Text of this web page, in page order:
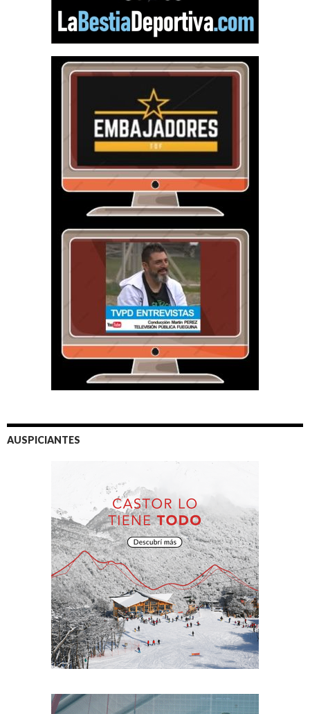
AUSPICIANTES